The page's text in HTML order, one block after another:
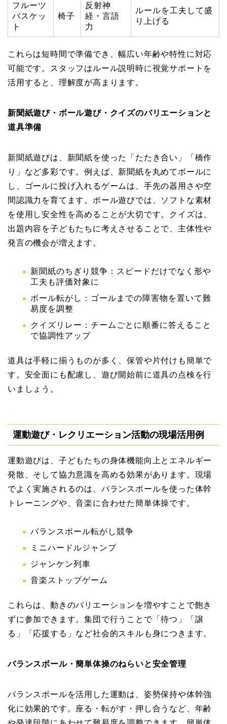
フルーツ
バスケッ
ト
椅子
反射神
経・言語
力
ルールを工夫して盛
り上げる
これらは短時間で準備でき、幅広い年齢や特性に対応
可能です。スタッフはルール説明時に視覚サポートを
活用すると、理解度が高まります。
新聞紙遊び・ボール遊び・クイズのバリエーションと
道具準備
新聞紙遊びは、新聞紙を使った「たたき合い」「橋作
り」など多彩です。例えば、新聞紙を丸めてボールに
し、ゴールに投げ入れるゲームは、手先の器用さや空
間認識力を育てます。ボール遊びでは、ソフトな素材
を使用し安全性を高めることが大切です。クイズは、
出題内容を子どもたちに考えさせることで、主体性や
発言の機会が増えます。
新聞紙のちぎり競争：スピードだけでなく形や
工夫も評価対象に
ボール転がし：ゴールまでの障害物を置いて難
易度を調整
クイズリレー：チームごとに順番に答えること
で協調性アップ
道具は手軽に揃うものが多く、保管や片付けも簡単で
す。安全面にも配慮し、遊び開始前に道具の点検を行
いましょう。
運動遊び・レクリエーション活動の現場活用例
運動遊びは、子どもたちの身体機能向上とエネルギー
発散、そして協力意識を高める効果があります。現場
でよく実施されるのは、バランスボールを使った体幹
トレーニングや、音楽に合わせた簡単体操です。
バランスボール転がし競争
ミニハードルジャンプ
ジャンケン列車
音楽ストップゲーム
これらは、動きのバリエーションを増やすことで飽き
ずに参加できます。集団で行うことで「待つ」「譲
る」「応援する」など社会的スキルも身につきます。
バランスボール・簡単体操のねらいと安全管理
バランスボールを活用した運動は、姿勢保持や体幹強
化に効果的です。座る・転がす・押し合うなど、年齢